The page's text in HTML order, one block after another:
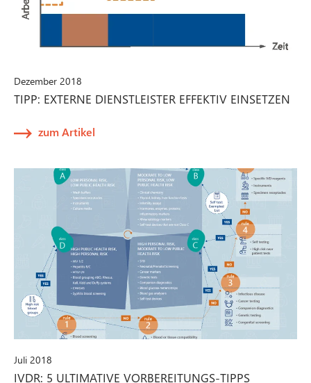
Dezember 2018
TIPP: EXTERNE DIENSTLEISTER EFFEKTIV EINSETZEN
zum Artikel
Juli 2018
IVDR: 5 ULTIMATIVE VORBEREITUNGS-TIPPS